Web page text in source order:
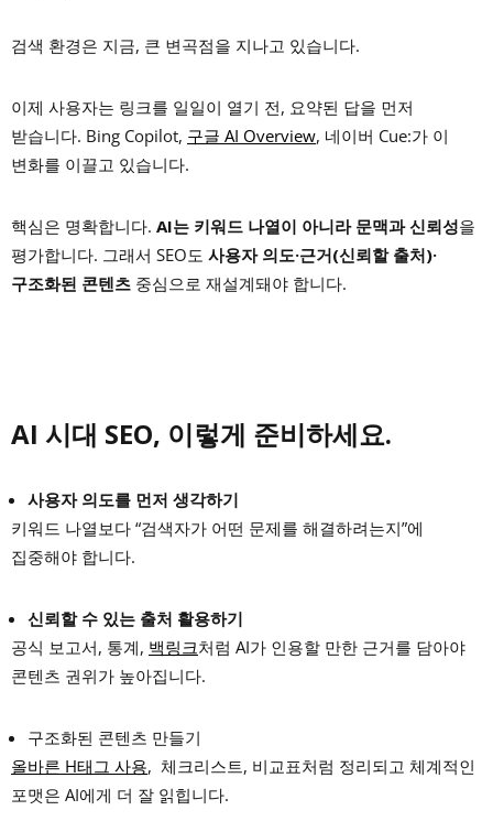
검색 환경은 지금, 큰 변곡점을 지나고 있습니다.
이제 사용자는 링크를 일일이 열기 전, 요약된 답을 먼저
받습니다. Bing Copilot, 구글 AI Overview, 네이버 Cue:가 이
변화를 이끌고 있습니다.
핵심은 명확합니다. AI는 키워드 나열이 아니라 문맥과 신뢰성을
평가합니다. 그래서 SEO도 사용자 의도·근거(신뢰할 출처)·
구조화된 콘텐츠 중심으로 재설계돼야 합니다.
AI 시대 SEO, 이렇게 준비하세요.
사용자 의도를 먼저 생각하기
키워드 나열보다 “검색자가 어떤 문제를 해결하려는지”에
집중해야 합니다.
신뢰할 수 있는 출처 활용하기
공식 보고서, 통계, 백링크처럼 AI가 인용할 만한 근거를 담아야
콘텐츠 권위가 높아집니다.
구조화된 콘텐츠 만들기
올바른 H태그 사용, 체크리스트, 비교표처럼 정리되고 체계적인
포맷은 AI에게 더 잘 읽힙니다.